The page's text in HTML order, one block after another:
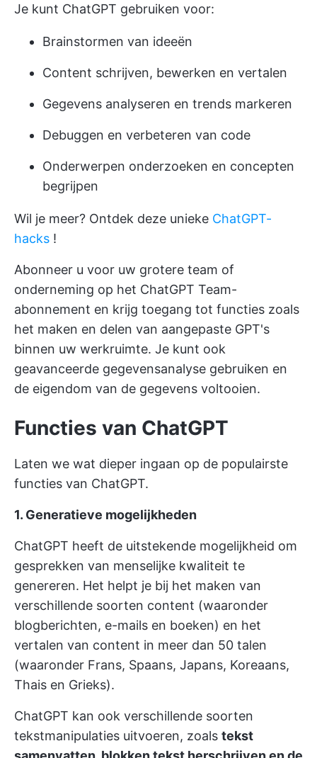
Je kunt ChatGPT gebruiken voor:
Brainstormen van ideeën
Content schrijven, bewerken en vertalen
Gegevens analyseren en trends markeren
Debuggen en verbeteren van code
Onderwerpen onderzoeken en concepten
begrijpen
Wil je meer? Ontdek deze unieke ChatGPT-
hacks !
Abonneer u voor uw grotere team of
onderneming op het ChatGPT Team-
abonnement en krijg toegang tot functies zoals
het maken en delen van aangepaste GPT's
binnen uw werkruimte. Je kunt ook
geavanceerde gegevensanalyse gebruiken en
de eigendom van de gegevens voltooien.
Functies van ChatGPT
Laten we wat dieper ingaan op de populairste
functies van ChatGPT.
1. Generatieve mogelijkheden
ChatGPT heeft de uitstekende mogelijkheid om
gesprekken van menselijke kwaliteit te
genereren. Het helpt je bij het maken van
verschillende soorten content (waaronder
blogberichten, e-mails en boeken) en het
vertalen van content in meer dan 50 talen
(waaronder Frans, Spaans, Japans, Koreaans,
Thais en Grieks).
ChatGPT kan ook verschillende soorten
tekstmanipulaties uitvoeren, zoals tekst